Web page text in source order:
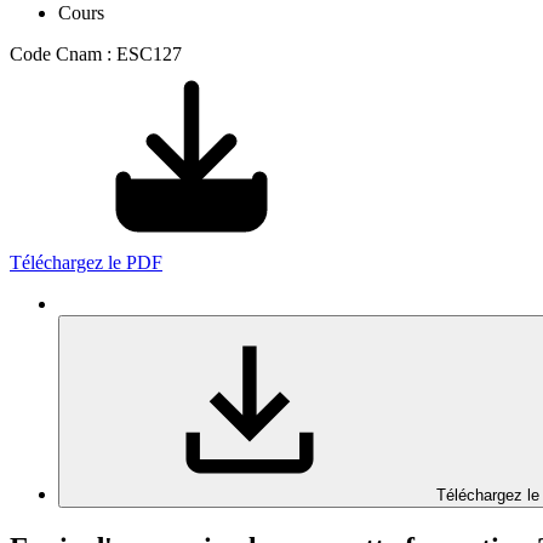
Cours
Code Cnam : ESC127
Téléchargez le PDF
Téléchargez le